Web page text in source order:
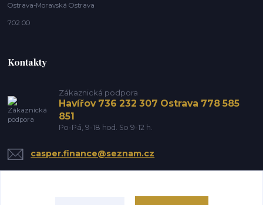
Ostrava-Moravská Ostrava
702 00
Kontakty
Zákaznická podpora
Havířov 736 232 307 Ostrava 778 585
851
Po-Pá, 9-18 hod. So 9-12 h.
casper.finance@seznam.cz